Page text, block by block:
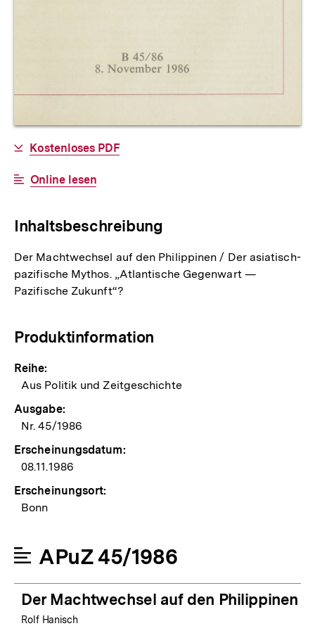
Allgemeine
Informationen
Download-
Kostenloses PDF
Interner
Online lesen
Inhaltsbeschreibung
Der Machtwechsel auf den Philippinen / Der asiatisch-
pazifische Mythos. „Atlantische Gegenwart —
Pazifische Zukunft“?
Produktinformation
Reihe:
Aus Politik und Zeitgeschichte
Ausgabe:
Nr. 45/1986
Erscheinungsdatum:
08.11.1986
Erscheinungsort:
Bonn
APuZ 45/1986
Der Machtwechsel auf den Philippinen
Rolf Hanisch